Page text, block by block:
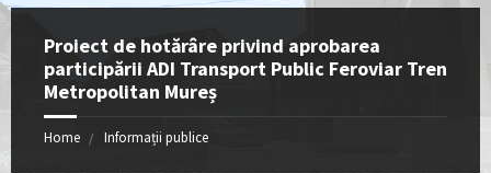
Proiect de hotărâre privind aprobarea
participării ADI Transport Public Feroviar Tren
Metropolitan Mureș
Home Informații publice